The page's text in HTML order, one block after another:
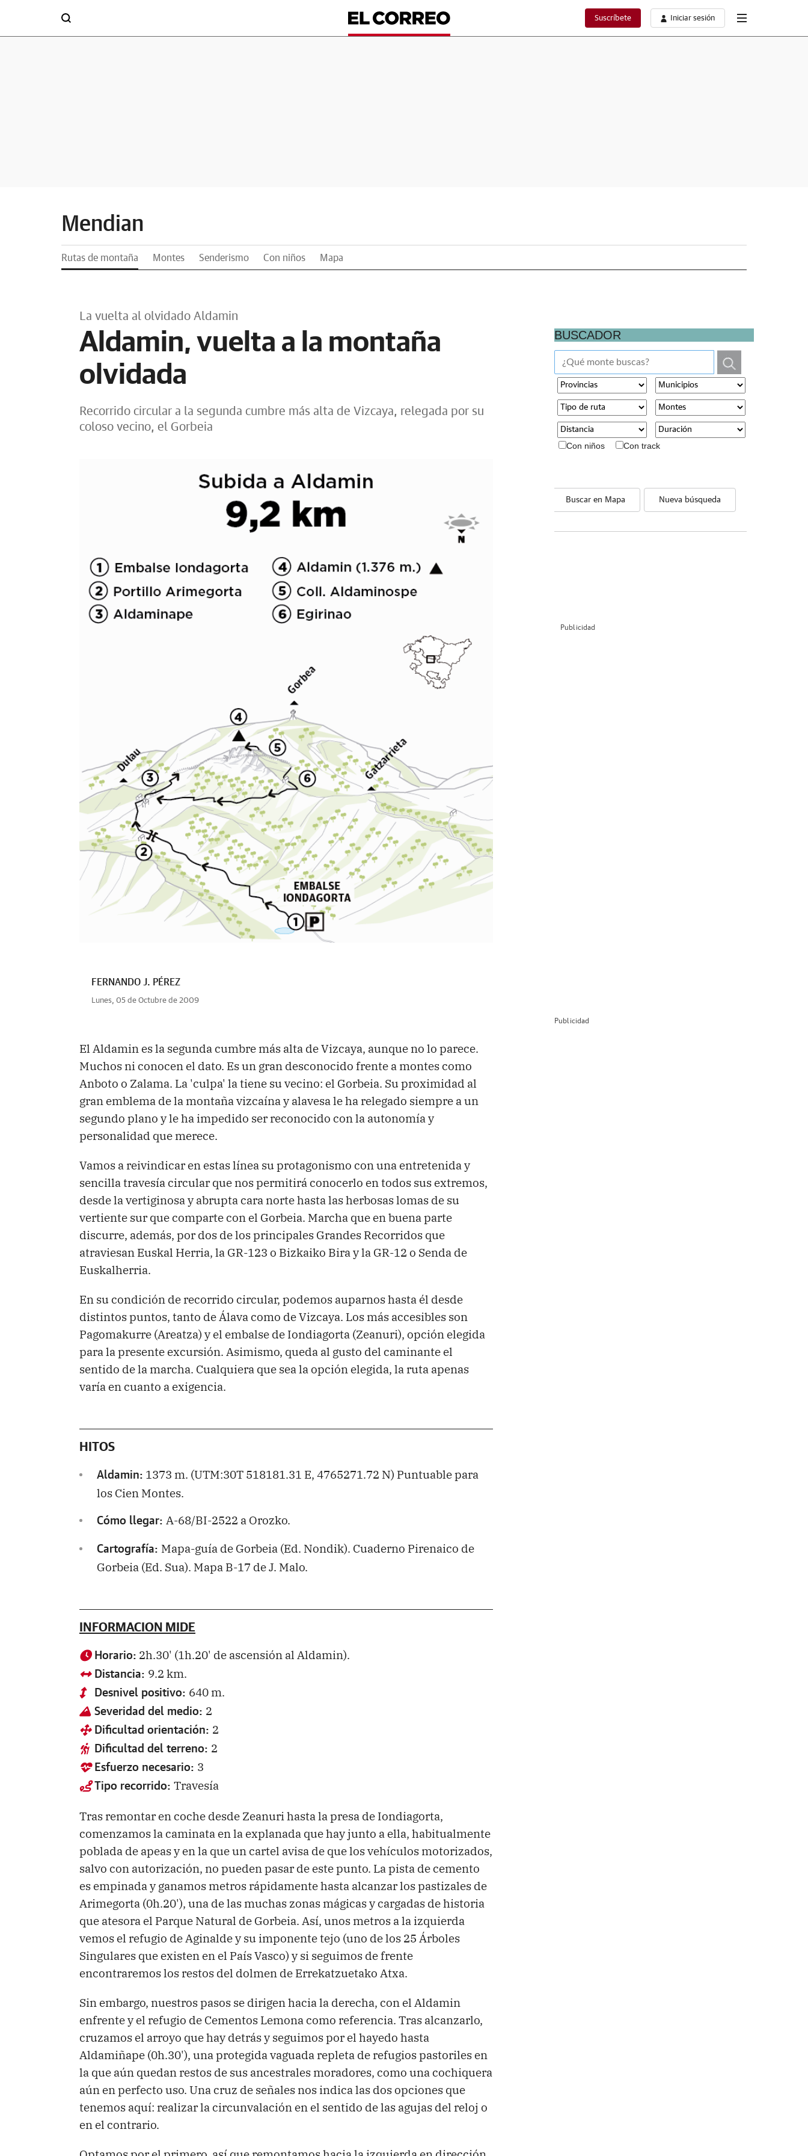
Suscríbete Iniciar sesión
Mendian
Rutas de montaña Montes Senderismo Con niños Mapa
La vuelta al olvidado Aldamin
Aldamin, vuelta a la montaña
olvidada
Recorrido circular a la segunda cumbre más alta de Vizcaya, relegada por su
coloso vecino, el Gorbeia
FERNANDO J. PÉREZ
Lunes, 05 de Octubre de 2009
El Aldamin es la segunda cumbre más alta de Vizcaya, aunque no lo parece.
Muchos ni conocen el dato. Es un gran desconocido frente a montes como
Anboto o Zalama. La 'culpa' la tiene su vecino: el Gorbeia. Su proximidad al
gran emblema de la montaña vizcaína y alavesa le ha relegado siempre a un
segundo plano y le ha impedido ser reconocido con la autonomía y
personalidad que merece.
Vamos a reivindicar en estas línea su protagonismo con una entretenida y
sencilla travesía circular que nos permitirá conocerlo en todos sus extremos,
desde la vertiginosa y abrupta cara norte hasta las herbosas lomas de su
vertiente sur que comparte con el Gorbeia. Marcha que en buena parte
discurre, además, por dos de los principales Grandes Recorridos que
atraviesan Euskal Herria, la GR-123 o Bizkaiko Bira y la GR-12 o Senda de
Euskalherria.
En su condición de recorrido circular, podemos auparnos hasta él desde
distintos puntos, tanto de Álava como de Vizcaya. Los más accesibles son
Pagomakurre (Areatza) y el embalse de Iondiagorta (Zeanuri), opción elegida
para la presente excursión. Asimismo, queda al gusto del caminante el
sentido de la marcha. Cualquiera que sea la opción elegida, la ruta apenas
varía en cuanto a exigencia.
HITOS
Aldamin: 1373 m. (UTM:30T 518181.31 E, 4765271.72 N) Puntuable para
los Cien Montes.
Cómo llegar: A-68/BI-2522 a Orozko.
Cartografía: Mapa-guía de Gorbeia (Ed. Nondik). Cuaderno Pirenaico de
Gorbeia (Ed. Sua). Mapa B-17 de J. Malo.
INFORMACION MIDE
Horario: 2h.30' (1h.20' de ascensión al Aldamin).
Distancia: 9.2 km.
Desnivel positivo: 640 m.
Severidad del medio: 2
Dificultad orientación: 2
Dificultad del terreno: 2
Esfuerzo necesario: 3
Tipo recorrido: Travesía
Tras remontar en coche desde Zeanuri hasta la presa de Iondiagorta,
comenzamos la caminata en la explanada que hay junto a ella, habitualmente
poblada de apeas y en la que un cartel avisa de que los vehículos motorizados,
salvo con autorización, no pueden pasar de este punto. La pista de cemento
es empinada y ganamos metros rápidamente hasta alcanzar los pastizales de
Arimegorta (0h.20'), una de las muchas zonas mágicas y cargadas de historia
que atesora el Parque Natural de Gorbeia. Así, unos metros a la izquierda
vemos el refugio de Aginalde y su imponente tejo (uno de los 25 Árboles
Singulares que existen en el País Vasco) y si seguimos de frente
encontraremos los restos del dolmen de Errekatzuetako Atxa.
Sin embargo, nuestros pasos se dirigen hacia la derecha, con el Aldamin
enfrente y el refugio de Cementos Lemona como referencia. Tras alcanzarlo,
cruzamos el arroyo que hay detrás y seguimos por el hayedo hasta
Aldamiñape (0h.30'), una protegida vaguada repleta de refugios pastoriles en
la que aún quedan restos de sus ancestrales moradores, como una cochiquera
aún en perfecto uso. Una cruz de señales nos indica las dos opciones que
tenemos aquí: realizar la circunvalación en el sentido de las agujas del reloj o
en el contrario.
BUSCADOR
Con niños Con track
Buscar en Mapa Nueva búsqueda
Publicidad
Publicidad